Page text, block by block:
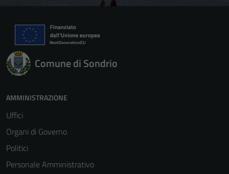
Comune di Sondrio
AMMINISTRAZIONE
Uffici
Organi di Governo
Politici
Personale Amministrativo